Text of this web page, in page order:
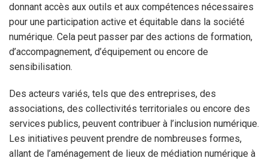
donnant accès aux outils et aux compétences nécessaires
pour une participation active et équitable dans la société
numérique. Cela peut passer par des actions de formation,
d’accompagnement, d’équipement ou encore de
sensibilisation.
Des acteurs variés, tels que des entreprises, des
associations, des collectivités territoriales ou encore des
services publics, peuvent contribuer à l’inclusion numérique.
Les initiatives peuvent prendre de nombreuses formes,
allant de l’aménagement de lieux de médiation numérique à